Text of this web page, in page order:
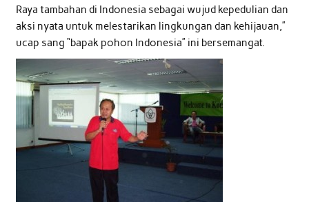
Raya tambahan di Indonesia sebagai wujud kepedulian dan
aksi nyata untuk melestarikan lingkungan dan kehijauan,”
ucap sang “bapak pohon Indonesia” ini bersemangat.